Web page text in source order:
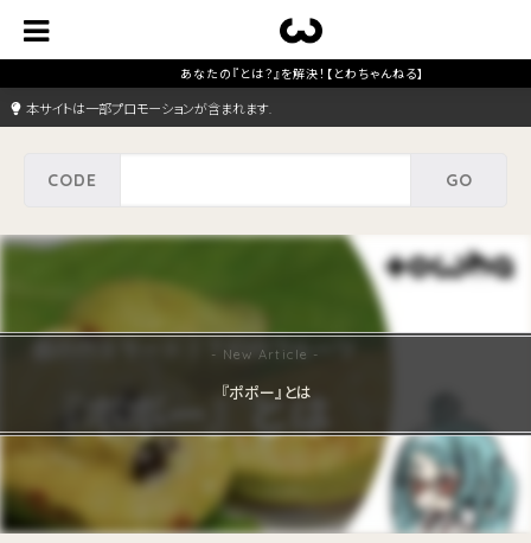
本サイトは一部プロモーションが含まれます.
『ポポー』とは